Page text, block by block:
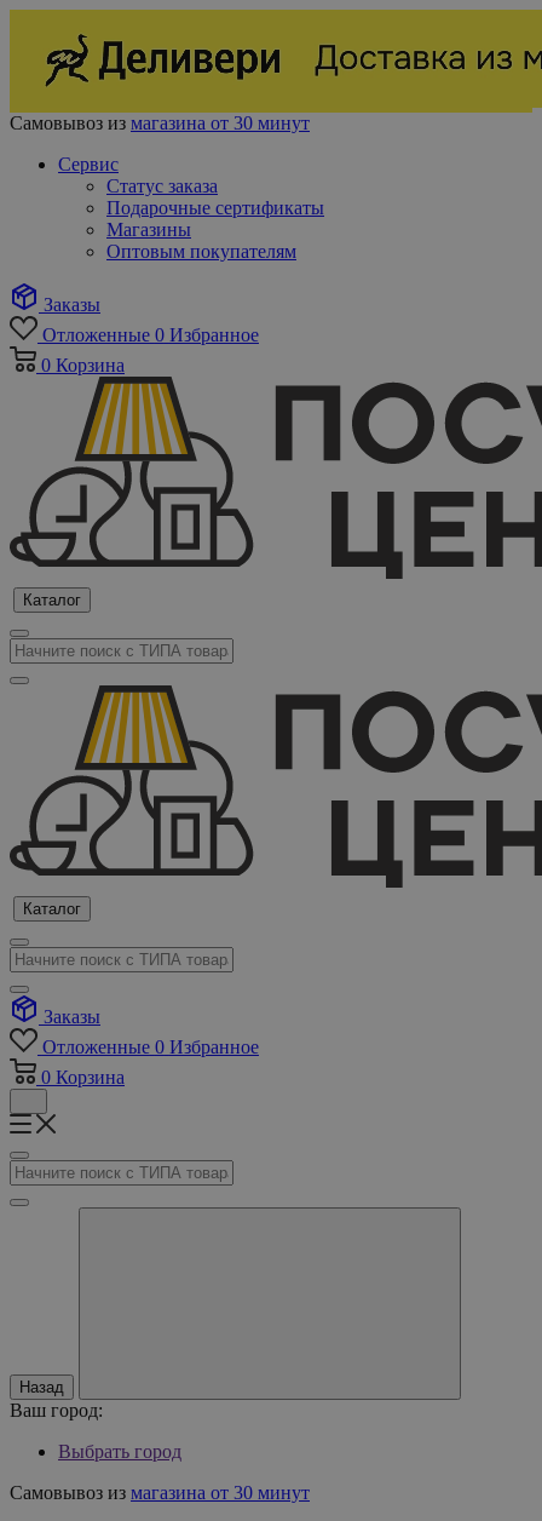
Самовывоз из магазина от 30 минут
Сервис
Статус заказа
Подарочные сертификаты
Магазины
Оптовым покупателям
Заказы
Отложенные 0 Избранное
0 Корзина
Каталог
Каталог
Заказы
Отложенные 0 Избранное
0 Корзина
Назад
Ваш город:
Выбрать город
Самовывоз из магазина от 30 минут